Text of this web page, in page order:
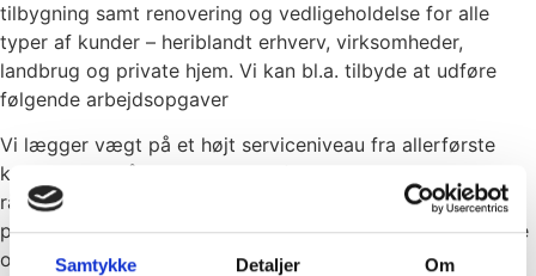
Samtykke Detaljer Om
tilbygning samt renovering og vedligeholdelse for alle
typer af kunder – heriblandt erhverv, virksomheder,
landbrug og private hjem. Vi kan bl.a. tilbyde at udføre
følgende arbejdsopgaver
Vi lægger vægt på et højt serviceniveau fra allerførste
kontakt, og står altid klar med faglig kompetent
rådgivning og sparring, uanset hvor langt du er i din
proces og overvejelser. Sammen finder vi altid den bedste
og mest energiøkonomiske løsning til dig.